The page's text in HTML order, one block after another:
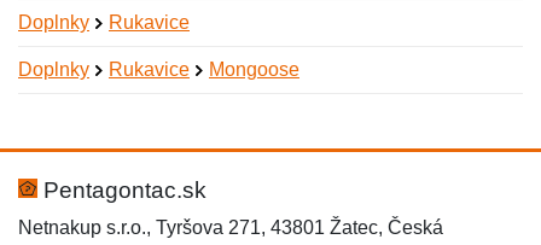
Doplnky Rukavice
Doplnky Rukavice Mongoose
Hodnotenie:
Meno:
Pentagontac.sk
Netnakup s.r.o., Tyršova 271, 43801 Žatec, Česká